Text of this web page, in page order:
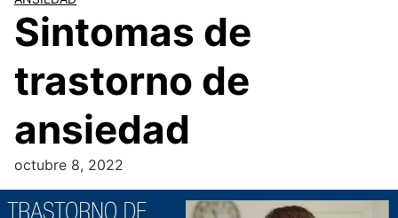
Sintomas de
trastorno de
ansiedad
octubre 8, 2022